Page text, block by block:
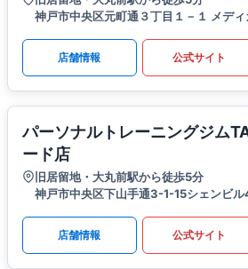
神戸市中央区元町通３丁目１－１ メデ
店舗情報 公式サイト
パーソナルトレーニングジム
ード店
旧居留地・大丸前駅から徒歩5分
神戸市中央区下山手通3-1-15シェンビル
店舗情報 公式サイト